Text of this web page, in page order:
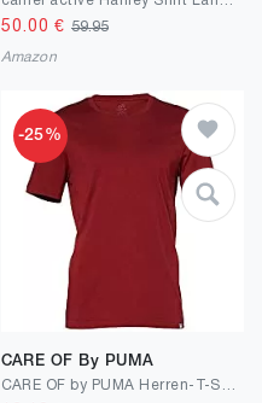
50.00 € 59.95
Amazon
-25%
CARE OF By PUMA